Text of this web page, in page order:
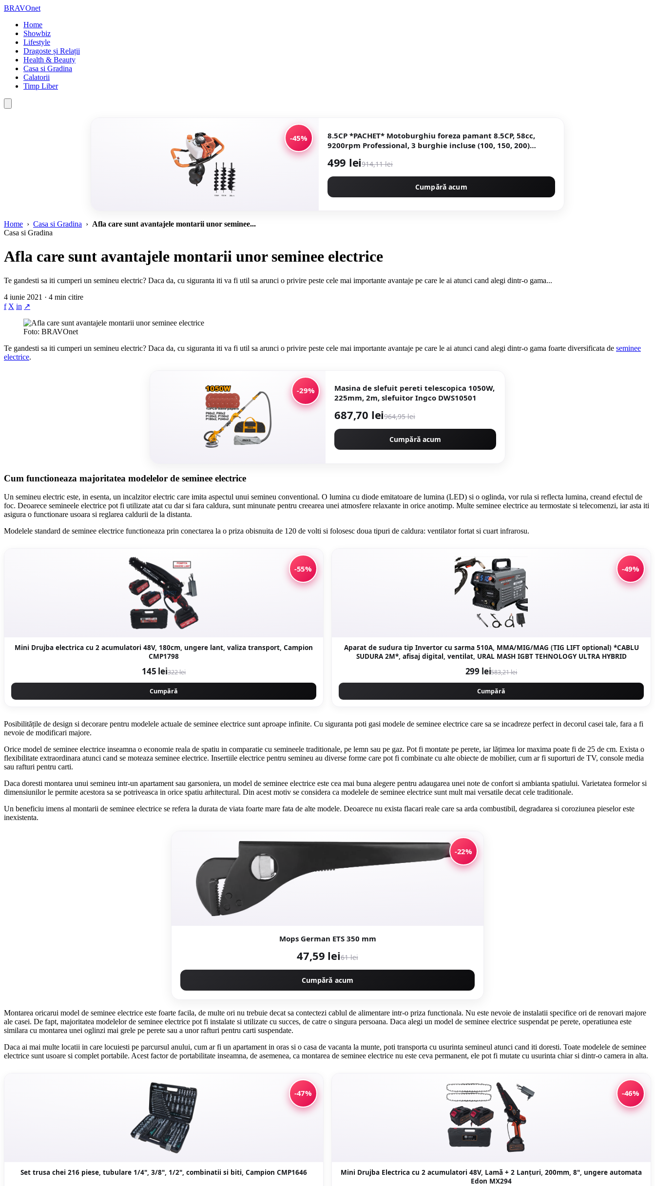
BRAVOnet
Home
Showbiz
Lifestyle
Dragoste și Relații
Health & Beauty
Casa si Gradina
Calatorii
Timp Liber
-45%
8.5CP *PACHET* Motoburghiu foreza pamant 8.5CP, 58cc,
9200rpm Professional, 3 burghie incluse (100, 150, 200)
499 lei914,11 lei
Cumpără acum
Home › Casa si Gradina › Afla care sunt avantajele montarii unor seminee...
Casa si Gradina
Afla care sunt avantajele montarii unor seminee electrice
Te gandesti sa iti cumperi un semineu electric? Daca da, cu siguranta iti va fi util sa arunci o privire peste cele mai importante avantaje pe care le ai atunci cand alegi dintr-o gama...
4 iunie 2021 · 4 min citire
f X in ↗
Foto: BRAVOnet
Te gandesti sa iti cumperi un semineu electric? Daca da, cu siguranta iti va fi util sa arunci o privire peste cele mai importante avantaje pe care le ai atunci cand alegi dintr-o gama foarte diversificata de seminee
electrice.
-29%
Masina de slefuit pereti telescopica 1050W,
225mm, 2m, slefuitor Ingco DWS10501
687,70 lei964,95 lei
Cumpără acum
Cum functioneaza majoritatea modelelor de seminee electrice
Un semineu electric este, in esenta, un incalzitor electric care imita aspectul unui semineu conventional. O lumina cu diode emitatoare de lumina (LED) si o oglinda, vor rula si reflecta lumina, creand efectul de
foc. Deoarece semineele electrice pot fi utilizate atat cu dar si fara caldura, sunt minunate pentru creearea unei atmosfere relaxante in orice anotimp. Multe seminee electrice au termostate si telecomenzi, iar asta iti
asigura o functionare usoara si reglarea caldurii de la distanta.
Modelele standard de seminee electrice functioneaza prin conectarea la o priza obisnuita de 120 de volti si folosesc doua tipuri de caldura: ventilator fortat si cuart infrarosu.
-55%
Mini Drujba electrica cu 2 acumulatori 48V, 180cm, ungere lant, valiza transport, Campion
CMP1798
145 lei322 lei
Cumpără
-49%
Aparat de sudura tip Invertor cu sarma 510A, MMA/MIG/MAG (TIG LIFT optional) *CABLU
SUDURA 2M*, afisaj digital, ventilat, URAL MASH IGBT TEHNOLOGY ULTRA HYBRID
299 lei583,21 lei
Cumpără
Posibilitățile de design si decorare pentru modelele actuale de seminee electrice sunt aproape infinite. Cu siguranta poti gasi modele de seminee electrice care sa se incadreze perfect in decorul casei tale, fara a fi
nevoie de modificari majore.
Orice model de seminee electrice inseamna o economie reala de spatiu in comparatie cu semineele traditionale, pe lemn sau pe gaz. Pot fi montate pe perete, iar lățimea lor maxima poate fi de 25 de cm. Exista o
flexibilitate extraordinara atunci cand se moteaza seminee electrice. Insertiile electrice pentru semineu au diverse forme care pot fi combinate cu alte obiecte de mobilier, cum ar fi suporturi de TV, console media
sau rafturi pentru carti.
Daca doresti montarea unui semineu intr-un apartament sau garsoniera, un model de seminee electrice este cea mai buna alegere pentru adaugarea unei note de confort si ambianta spatiului. Varietatea formelor si
dimensiunilor le permite acestora sa se potriveasca in orice spatiu arhitectural. Din acest motiv se considera ca modelele de seminee electrice sunt mult mai versatile decat cele traditionale.
Un beneficiu imens al montarii de seminee electrice se refera la durata de viata foarte mare fata de alte modele. Deoarece nu exista flacari reale care sa arda combustibil, degradarea si coroziunea pieselor este
inexistenta.
-22%
Mops German ETS 350 mm
47,59 lei61 lei
Cumpără acum
Montarea oricarui model de seminee electrice este foarte facila, de multe ori nu trebuie decat sa contectezi cablul de alimentare intr-o priza functionala. Nu este nevoie de instalatii specifice ori de renovari majore
ale casei. De fapt, majoritatea modelelor de seminee electrice pot fi instalate si utilizate cu succes, de catre o singura persoana. Daca alegi un model de seminee electrice suspendat pe perete, operatiunea este
similara cu montarea unei oglinzi mai grele pe perete sau a unor rafturi pentru carti suspendate.
Daca ai mai multe locatii in care locuiesti pe parcursul anului, cum ar fi un apartament in oras si o casa de vacanta la munte, poti transporta cu usurinta semineul atunci cand iti doresti. Toate modelele de seminee
electrice sunt usoare si complet portabile. Acest factor de portabilitate inseamna, de asemenea, ca montarea de seminee electrice nu este ceva permanent, ele pot fi mutate cu usurinta chiar si dintr-o camera in alta.
-47%
Set trusa chei 216 piese, tubulare 1/4", 3/8", 1/2", combinatii si biti, Campion CMP1646
-46%
Mini Drujba Electrica cu 2 acumulatori 48V, Lamă + 2 Lanțuri, 200mm, 8", ungere automata
Edon MX294